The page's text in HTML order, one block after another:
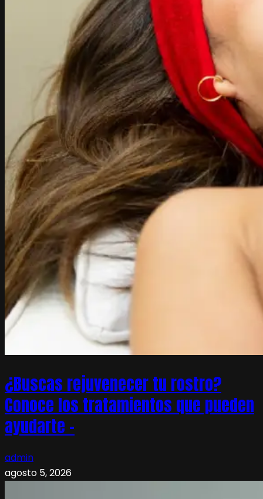
¿Buscas rejuvenecer tu rostro?
Conoce los tratamientos que pueden
ayudarte –
admin
agosto 5, 2026